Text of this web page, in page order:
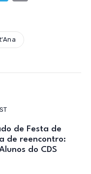
gr
m
de Festa de
de reencontro:
do CDS